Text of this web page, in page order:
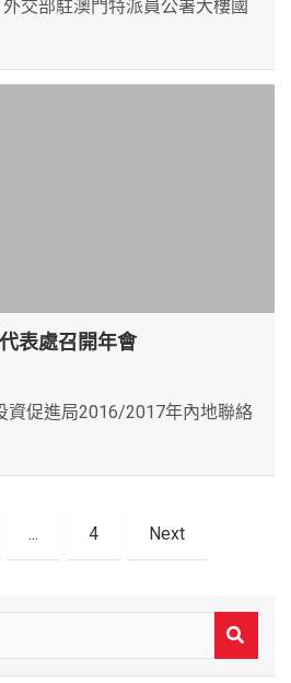
外交部駐澳門特派員公署大樓國
表處召開年會
資促進局2016/2017年內地聯絡
... 4 Next